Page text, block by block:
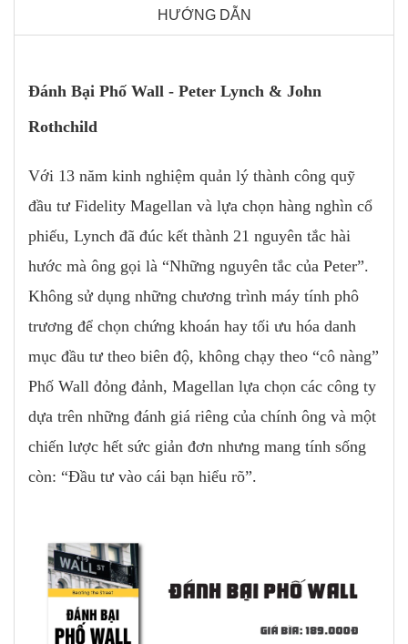
HƯỚNG DẪN
Đánh Bại Phố Wall - Peter Lynch & John
Rothchild
Với 13 năm kinh nghiệm quản lý thành công quỹ
đầu tư Fidelity Magellan và lựa chọn hàng nghìn cổ
phiếu, Lynch đã đúc kết thành 21 nguyên tắc hài
hước mà ông gọi là “Những nguyên tắc của Peter”.
Không sử dụng những chương trình máy tính phô
trương để chọn chứng khoán hay tối ưu hóa danh
mục đầu tư theo biên độ, không chạy theo “cô nàng”
Phố Wall đỏng đảnh, Magellan lựa chọn các công ty
dựa trên những đánh giá riêng của chính ông và một
chiến lược hết sức giản đơn nhưng mang tính sống
còn: “Đầu tư vào cái bạn hiểu rõ”.